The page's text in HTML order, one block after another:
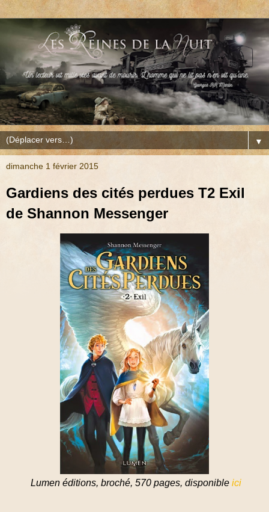
▼
dimanche 1 février 2015
Gardiens des cités perdues T2 Exil
de Shannon Messenger
Lumen éditions, broché, 570 pages, disponible ici